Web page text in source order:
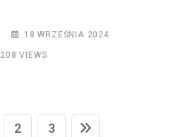
18 WRZEŚNIA 2024
208 VIEWS
2 3